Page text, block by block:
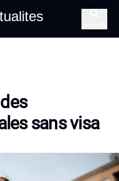
sans visa